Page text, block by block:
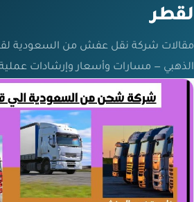
لقطر
مقالات شركة نقل عفش من السعودية
الذهبي — مسارات وأسعار وإرشادات